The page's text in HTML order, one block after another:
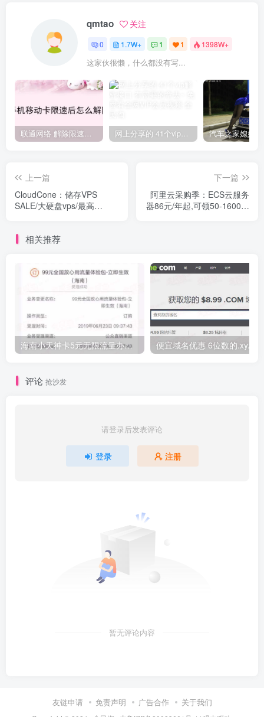
qmtao 关注
0 1.7W+ 1 1 1398W+
这家伙很懒，什么都没有写...
联通网络 解除限速方法参考！畅享、畅玩、老白干等及其它地区自测了 网上分享的 41个vip解析接口 有需要的拿去~ 免费看全网VIP会员视频
上一篇
CloudCone：储存VPS
SALE/大硬盘vps/最高
价比高
下一篇
阿里云采购季：ECS云服务
器86元/年起,可领50-1600元
相关推荐
海南小天神卡5元无限流量办理的方法，5元流量不限量自行车来了
评论 抢沙发
请登录后发表评论
登录 注册
暂无评论内容
友链申请 免责声明 广告合作 关于我们